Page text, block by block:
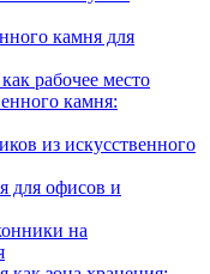
камня для
рабочее место
камня:
из искусственного
для офисов и
на